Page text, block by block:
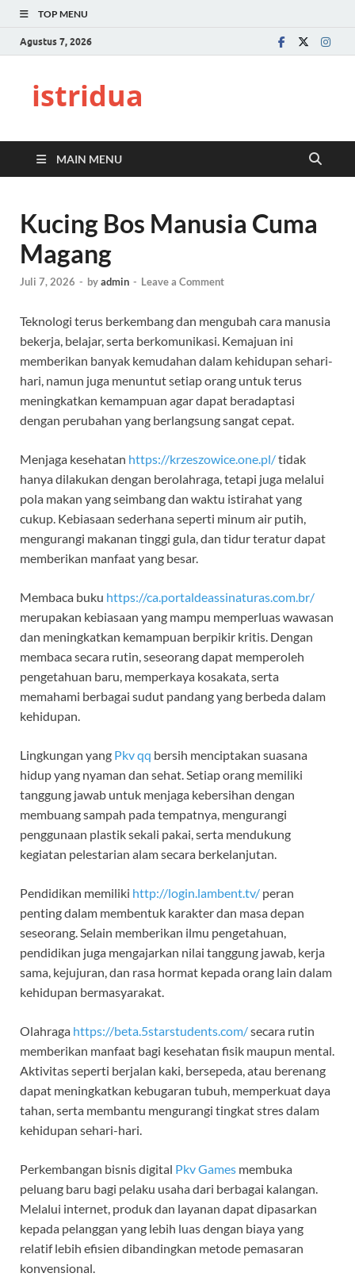
TOP MENU
Agustus 7, 2026
istridua
MAIN MENU
Kucing Bos Manusia Cuma
Magang
Juli 7, 2026 - byadmin - Leave a Comment
Teknologi terus berkembang dan mengubah cara manusia
bekerja, belajar, serta berkomunikasi. Kemajuan ini
memberikan banyak kemudahan dalam kehidupan sehari-
hari, namun juga menuntut setiap orang untuk terus
meningkatkan kemampuan agar dapat beradaptasi
dengan perubahan yang berlangsung sangat cepat.
Menjaga kesehatan https://krzeszowice.one.pl/tidak
hanya dilakukan dengan berolahraga, tetapi juga melalui
pola makan yang seimbang dan waktu istirahat yang
cukup. Kebiasaan sederhana seperti minum air putih,
mengurangi makanan tinggi gula, dan tidur teratur dapat
memberikan manfaat yang besar.
Membaca buku https://ca.portaldeassinaturas.com.br/
merupakan kebiasaan yang mampu memperluas wawasan
dan meningkatkan kemampuan berpikir kritis. Dengan
membaca secara rutin, seseorang dapat memperoleh
pengetahuan baru, memperkaya kosakata, serta
memahami berbagai sudut pandang yang berbeda dalam
kehidupan.
Lingkungan yang Pkv qq bersih menciptakan suasana
hidup yang nyaman dan sehat. Setiap orang memiliki
tanggung jawab untuk menjaga kebersihan dengan
membuang sampah pada tempatnya, mengurangi
penggunaan plastik sekali pakai, serta mendukung
kegiatan pelestarian alam secara berkelanjutan.
Pendidikan memiliki http://login.lambent.tv/ peran
penting dalam membentuk karakter dan masa depan
seseorang. Selain memberikan ilmu pengetahuan,
pendidikan juga mengajarkan nilai tanggung jawab, kerja
sama, kejujuran, dan rasa hormat kepada orang lain dalam
kehidupan bermasyarakat.
Olahraga https://beta.5starstudents.com/secara rutin
memberikan manfaat bagi kesehatan fisik maupun mental.
Aktivitas seperti berjalan kaki, bersepeda, atau berenang
dapat meningkatkan kebugaran tubuh, memperkuat daya
tahan, serta membantu mengurangi tingkat stres dalam
kehidupan sehari-hari.
Perkembangan bisnis digital Pkv Games membuka
peluang baru bagi pelaku usaha dari berbagai kalangan.
Melalui internet, produk dan layanan dapat dipasarkan
kepada pelanggan yang lebih luas dengan biaya yang
relatif lebih efisien dibandingkan metode pemasaran
konvensional.